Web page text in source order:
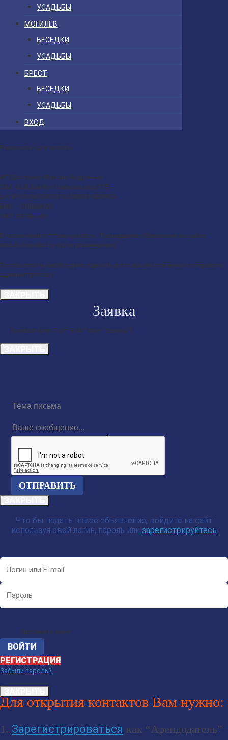
УСАДЬБЫ
МОГИЛЁВ
БЕСЕДКИ
УСАДЬБЫ
БРЕСТ
БЕСЕДКИ
УСАДЬБЫ
ВХОД
Реквизиты для оплаты
ИП Достанко Максим Андреевич
ЗАО «БСБ БАНК» г. Минска, код 175
р/с BY51UNBS30131225900010000933
БИК – UNBSBY2X
УНП 191987769
В назначении платежа указать: “Размещение объявления на сайте
arenda-besedki.by (срок размещения)”
После оплаты необходимо сделать фото вашей платежки и отправить
администратору!
Заявка
[contact-form-7 id=”6141″ title=”Заявка”]
письма
сообщение...
Что бы подать новое объявление, войдите на сайт
используя свой логин, пароль или зарегистрируйтесь
Запомнить меня
РЕГИСТРАЦИЯ
Забыли пароль?
Для открытия контактов Вам нужно:
1. Зарегистрироваться как “Арендодатель”